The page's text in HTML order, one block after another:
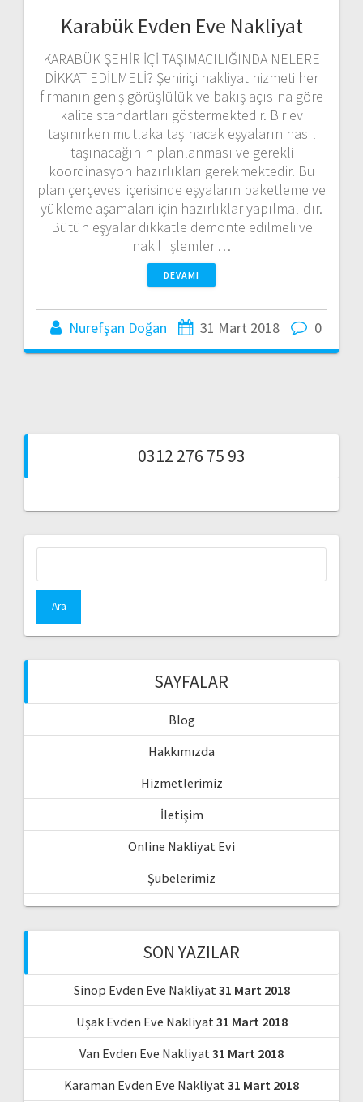
Karabük Evden Eve Nakliyat
KARABÜK ŞEHİR İÇİ TAŞIMACILIĞINDA NELERE
DİKKAT EDİLMELİ? Şehiriçi nakliyat hizmeti her
firmanın geniş görüşlülük ve bakış açısına göre
kalite standartları göstermektedir. Bir ev
taşınırken mutlaka taşınacak eşyaların nasıl
taşınacağının planlanması ve gerekli
koordinasyon hazırlıkları gerekmektedir. Bu
plan çerçevesi içerisinde eşyaların paketleme ve
yükleme aşamaları için hazırlıklar yapılmalıdır.
Bütün eşyalar dikkatle demonte edilmeli ve
nakil işlemleri…
DEVAMI
Nurefşan Doğan 31 Mart 2018 0
0312 276 75 93
SAYFALAR
Blog
Hakkımızda
Hizmetlerimiz
İletişim
Online Nakliyat Evi
Şubelerimiz
SON YAZILAR
Sinop Evden Eve Nakliyat 31 Mart 2018
Uşak Evden Eve Nakliyat 31 Mart 2018
Van Evden Eve Nakliyat 31 Mart 2018
Karaman Evden Eve Nakliyat 31 Mart 2018